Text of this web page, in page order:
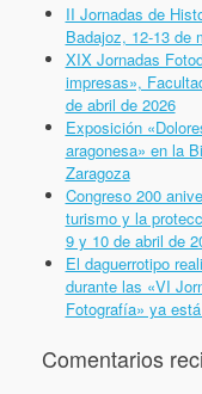
II Jornadas de
Badajoz, 12-13 de
XIX Jornadas
impresas»,
de abril de 2026
Exposición
aragonesa» en la
Zaragoza
Congreso 200
turismo y la
9 y 10 de abril de
El daguerrotipo
durante las «VI
Fotografía» ya
Comentarios